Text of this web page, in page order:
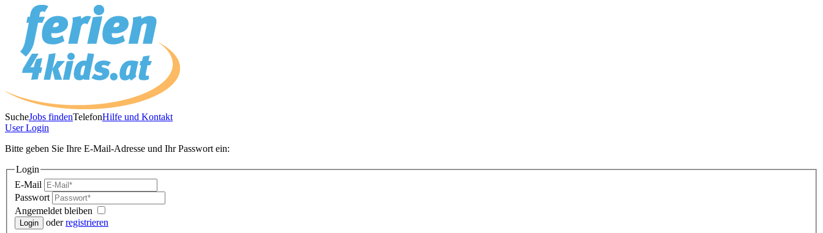
SucheJobs findenTelefonHilfe und Kontakt
UserLogin
Bitte geben Sie Ihre E-Mail-Adresse und Ihr Passwort ein:
Login
E-Mail
Passwort
Angemeldet bleiben
oderregistrieren